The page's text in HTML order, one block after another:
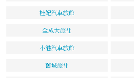
桂妃汽車旅館
全成大旅社
小港汽車旅館
舊城旅社